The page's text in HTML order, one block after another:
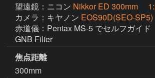
望遠鏡：ニコン Nikkor ED 300mm
カメラ：キヤノン EOS90D(SEO-SP5)
赤道儀：Pentax MS-5 でセルフガイド
GNB Filter
焦点距離
300mm